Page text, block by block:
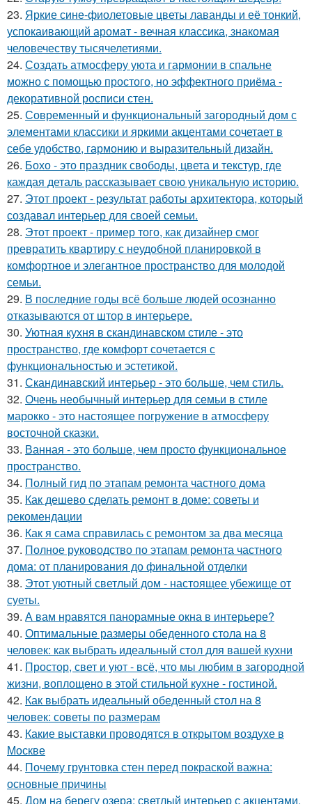
23. Яркие сине-фиолетовые цветы лаванды и её тонкий,
успокаивающий аромат - вечная классика, знакомая
человечеству тысячелетиями.
24. Создать атмосферу уюта и гармонии в спальне
можно с помощью простого, но эффектного приёма -
декоративной росписи стен.
25. Современный и функциональный загородный дом с
элементами классики и яркими акцентами сочетает в
себе удобство, гармонию и выразительный дизайн.
26. Бохо - это праздник свободы, цвета и текстур, где
каждая деталь рассказывает свою уникальную историю.
27. Этот проект - результат работы архитектора, который
создавал интерьер для своей семьи.
28. Этот проект - пример того, как дизайнер смог
превратить квартиру с неудобной планировкой в
комфортное и элегантное пространство для молодой
семьи.
29. В последние годы всё больше людей осознанно
отказываются от штор в интерьере.
30. Уютная кухня в скандинавском стиле - это
пространство, где комфорт сочетается с
функциональностью и эстетикой.
31. Скандинавский интерьер - это больше, чем стиль.
32. Очень необычный интерьер для семьи в стиле
марокко - это настоящее погружение в атмосферу
восточной сказки.
33. Ванная - это больше, чем просто функциональное
пространство.
34. Полный гид по этапам ремонта частного дома
35. Как дешево сделать ремонт в доме: советы и
рекомендации
36. Как я сама справилась с ремонтом за два месяца
37. Полное руководство по этапам ремонта частного
дома: от планирования до финальной отделки
38. Этот уютный светлый дом - настоящее убежище от
суеты.
39. А вам нравятся панорамные окна в интерьере?
40. Оптимальные размеры обеденного стола на 8
человек: как выбрать идеальный стол для вашей кухни
41. Простор, свет и уют - всё, что мы любим в загородной
жизни, воплощено в этой стильной кухне - гостиной.
42. Как выбрать идеальный обеденный стол на 8
человек: советы по размерам
43. Какие выставки проводятся в открытом воздухе в
Москве
44. Почему грунтовка стен перед покраской важна:
основные причины
45. Дом на берегу озера: светлый интерьер с акцентами.